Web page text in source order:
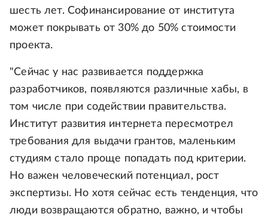
шесть лет. Софинансирование от института
может покрывать от 30% до 50% стоимости
проекта.
"Сейчас у нас развивается поддержка
разработчиков, появляются различные хабы, в
том числе при содействии правительства.
Институт развития интернета пересмотрел
требования для выдачи грантов, маленьким
студиям стало проще попадать под критерии.
Но важен человеческий потенциал, рост
экспертизы. Но хотя сейчас есть тенденция, что
люди возвращаются обратно, важно, и чтобы